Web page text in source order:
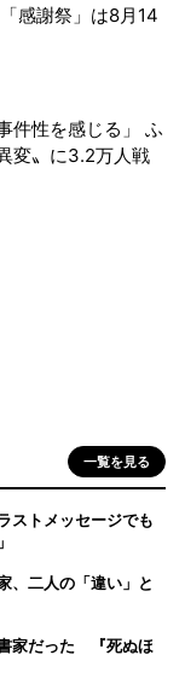
感謝祭」は8月14
件性を感じる」 ふ
変〟に3.2万人戦
一覧を見る
ストメッセージでも
、二人の「違い」と
家だった 『死ぬほ